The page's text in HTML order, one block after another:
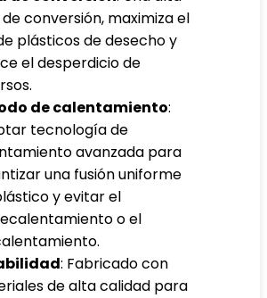
conversión, maximiza el
plásticos de desecho y
el desperdicio de
de calentamiento:
tecnología de
avanzada para
una fusión uniforme
y evitar el
o el
: Fabricado con
de alta calidad para